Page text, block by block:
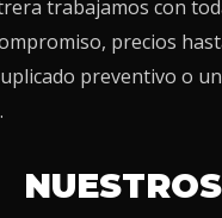
trabajamos con
precios
preventivo o